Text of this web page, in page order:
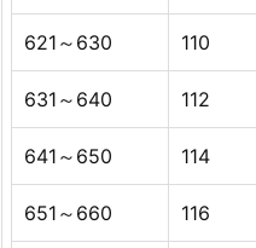
621～630 110
631～640 112
641～650 114
651～660 116